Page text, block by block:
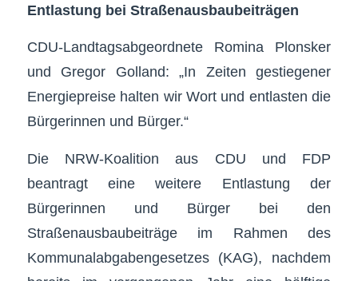
Entlastung bei Straßenausbaubeiträgen
CDU-Landtagsabgeordnete Romina Plonsker
und Gregor Golland: „In Zeiten gestiegener
Energiepreise halten wir Wort und entlasten die
Bürgerinnen und Bürger.“
Die NRW-Koalition aus CDU und FDP
beantragt eine weitere Entlastung der
Bürgerinnen und Bürger bei den
Straßenausbaubeiträge im Rahmen des
Kommunalabgabengesetzes (KAG), nachdem